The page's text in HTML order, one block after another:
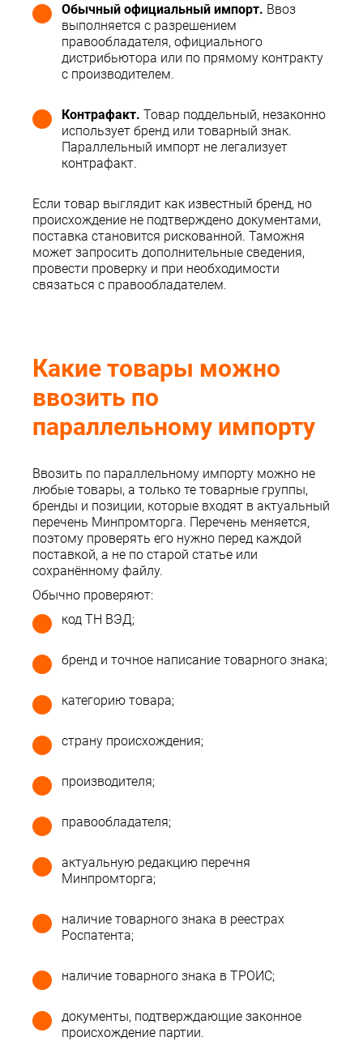
Обычный официальный импорт. Ввоз
выполняется с разрешением
правообладателя, официального
дистрибьютора или по прямому контракту
с производителем.
Контрафакт. Товар поддельный, незаконно
использует бренд или товарный знак.
Параллельный импорт не легализует
контрафакт.
Если товар выглядит как известный бренд, но
происхождение не подтверждено документами,
поставка становится рискованной. Таможня
может запросить дополнительные сведения,
провести проверку и при необходимости
связаться с правообладателем.
Какие товары можно
ввозить по
параллельному импорту
Ввозить по параллельному импорту можно не
любые товары, а только те товарные группы,
бренды и позиции, которые входят в актуальный
перечень Минпромторга. Перечень меняется,
поэтому проверять его нужно перед каждой
поставкой, а не по старой статье или
сохранённому файлу.
Обычно проверяют:
код ТН ВЭД;
бренд и точное написание товарного знака;
категорию товара;
страну происхождения;
производителя;
правообладателя;
актуальную редакцию перечня
Минпромторга;
наличие товарного знака в реестрах
Роспатента;
наличие товарного знака в ТРОИС;
документы, подтверждающие законное
происхождение партии.